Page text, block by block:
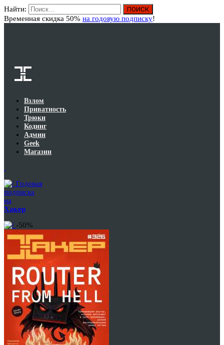
Найти:
Временная скидка 50% на годовую подписку!
Взлом
Приватность
Трюки
Кодинг
Админ
Geek
Магазин
Годовая
подписка
на
Хакер
-50%